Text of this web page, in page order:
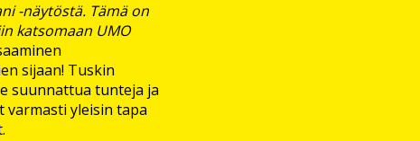
-näytöstä. Tämä on
katsomaan UMO
sijaan! Tuskin
suunnattua tunteja ja
varmasti yleisin tapa